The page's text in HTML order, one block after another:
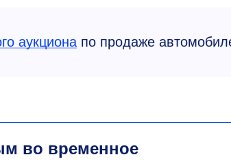
аукциона по продаже
во временное